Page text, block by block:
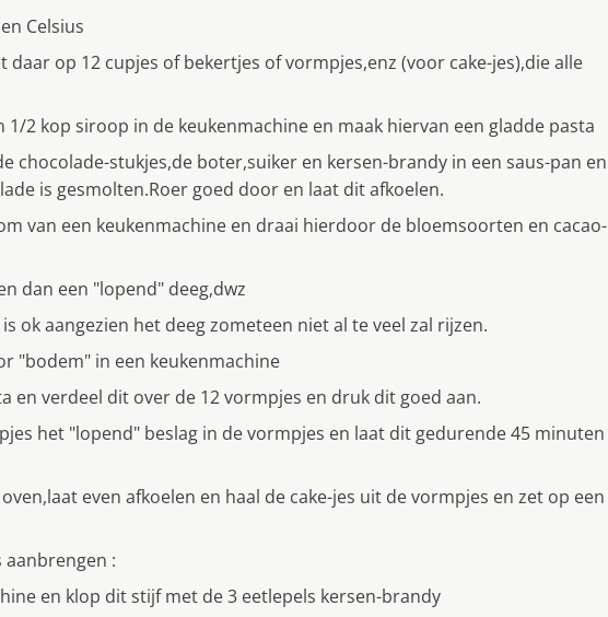
Celsius
daar op 12 cupjes of bekertjes of vormpjes,enz (voor cake-jes),die alle
1/2 kop siroop in de keukenmachine en maak hiervan een gladde pasta
chocolade-stukjes,de boter,suiker en kersen-brandy in een saus-pan en
is gesmolten.Roer goed door en laat dit afkoelen.
van een keukenmachine en draai hierdoor de bloemsoorten en cacao-
dan een "lopend" deeg,dwz
ok aangezien het deeg zometeen niet al te veel zal rijzen.
"bodem" in een keukenmachine
en verdeel dit over de 12 vormpjes en druk dit goed aan.
het "lopend" beslag in de vormpjes en laat dit gedurende 45 minuten
even afkoelen en haal de cake-jes uit de vormpjes en zet op een
:
en klop dit stijf met de 3 eetlepels kersen-brandy